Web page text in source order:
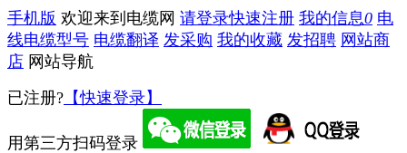
手机版 欢迎来到电缆网 请登录快速注册 我的信息0 电
线电缆型号 电缆翻译 发采购 我的收藏 发招聘 网站商
店 网站导航
已注册? 【快速登录】
用第三方扫码登录